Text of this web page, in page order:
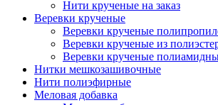
Нити крученые на заказ
Веревки крученые
Веревки крученые
Веревки крученые из
Веревки крученые
Нитки мешкозашивочные
Нити полиэфирные
Меловая добавка